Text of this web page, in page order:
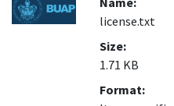
license.txt
Size:
1.71 KB
Format: